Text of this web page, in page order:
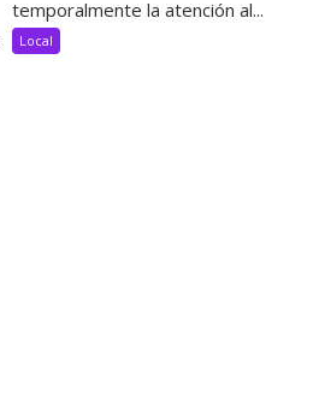
temporalmente la atención al...
Local